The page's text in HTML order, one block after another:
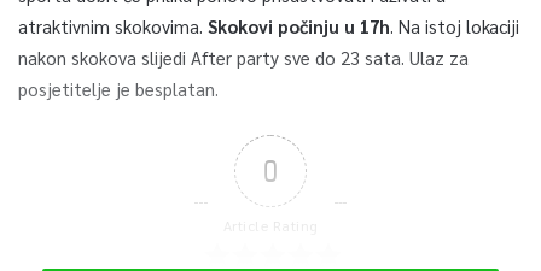
atraktivnim skokovima. Skokovi počinju u 17h . Na istoj lokaciji
nakon skokova slijedi After party sve do 23 sata. Ulaz za
posjetitelje je besplatan.
0
Article Rating